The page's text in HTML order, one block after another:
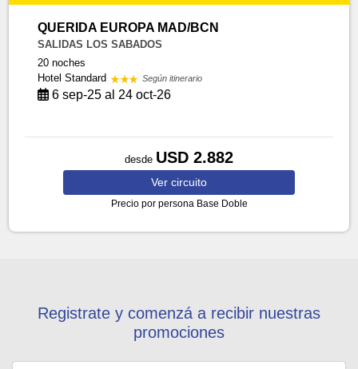
QUERIDA EUROPA MAD/BCN
SALIDAS LOS SABADOS
20 noches
Hotel Standard
Según itinerario
6 sep-25 al 24 oct-26
desde USD 2.882
Ver circuito
Precio por persona Base Doble
Registrate y comenzá a recibir nuestras
promociones